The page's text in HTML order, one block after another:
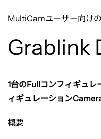
ー:
Duo
MultiCamユーザー向け
Grablink
1台のFullコンフィギュレ
ィギュレーション
概要